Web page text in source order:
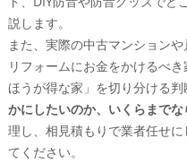
マンションの防音
一戸建てで防音工
こから手を付けるべ
分譲マンションと
境界線
「お金をかけずに防音し
説します。
また、実際の中古マンション
リフォームにお金をかけるべ
ほうが得な家」を切り分ける判
かにしたいのか、いくらまで
理し、相見積もりで業者任せ
てください。